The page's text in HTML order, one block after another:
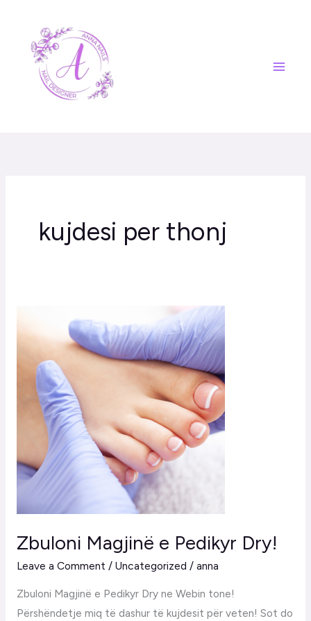
content
kujdesi per thonj
Zbuloni Magjinë e Pedikyr Dry!
Leave a Comment / Uncategorized / anna
Zbuloni Magjinë e Pedikyr Dry ne Webin tone!
Përshëndetje miq të dashur të kujdesit për veten! Sot do
Magjinë
Pedikyr